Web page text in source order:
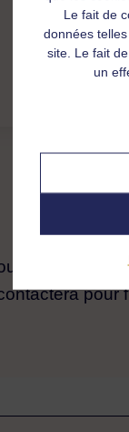
Le fait de
données
site. Le fait
un
Le
pour